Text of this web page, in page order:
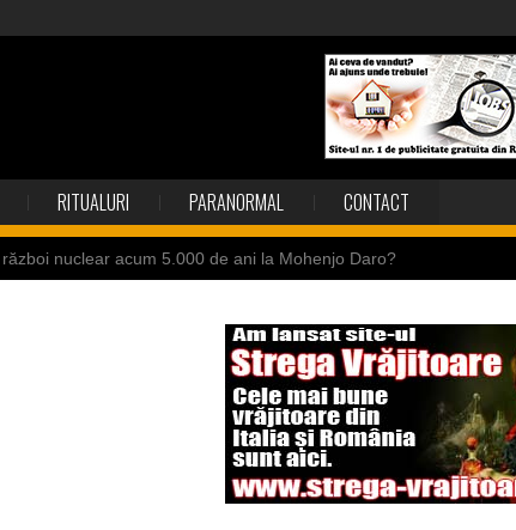
RITUALURI PARANORMAL CONTACT
nuclear acum 5.000 de ani la Mohenjo Daro?